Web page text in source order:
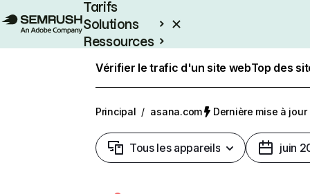
Tarifs
Solutions
Ressources
Vérifier le trafic d'un site webTop des
Principal / asana.com Dernière mise à
Tous les appareils juin